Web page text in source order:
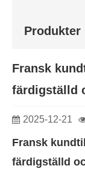
Produkter
Fransk
färdigställd
2025-12-21
Fransk
färdigställd